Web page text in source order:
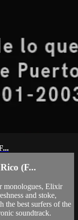
(F...
monologues, Elixir
and stoke,
the best surfers of the
soundtrack.